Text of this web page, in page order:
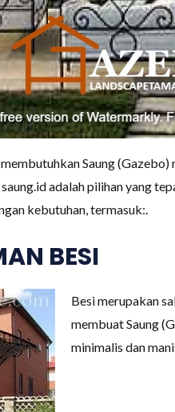
Saung
adalah pilihan yang
kebutuhan, termasuk:.
BESI
Besi merupakan
membuat Saung
minimalis dan